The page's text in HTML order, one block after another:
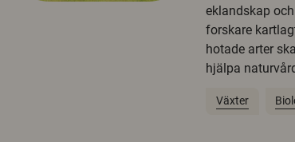
eklandskap
forskare
hotade arter
hjälpa
Växter